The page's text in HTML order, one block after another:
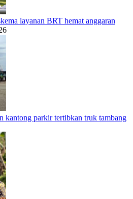
layanan BRT hemat anggaran
kantong parkir tertibkan truk tambang